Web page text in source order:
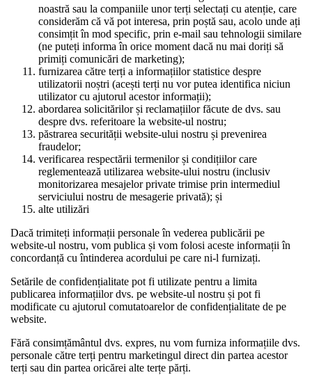
noastră sau la companiile unor terți selectați cu atenție, care
considerăm că vă pot interesa, prin poștă sau, acolo unde ați
consimțit în mod specific, prin e-mail sau tehnologii similare
(ne puteți informa în orice moment dacă nu mai doriți să
primiți comunicări de marketing);
furnizarea către terți a informațiilor statistice despre
utilizatorii noștri (acești terți nu vor putea identifica niciun
utilizator cu ajutorul acestor informații);
abordarea solicitărilor și reclamațiilor făcute de dvs. sau
despre dvs. referitoare la website-ul nostru;
păstrarea securității website-ului nostru și prevenirea
fraudelor;
verificarea respectării termenilor și condițiilor care
reglementează utilizarea website-ului nostru (inclusiv
monitorizarea mesajelor private trimise prin intermediul
serviciului nostru de mesagerie privată); și
alte utilizări
Dacă trimiteți informații personale în vederea publicării pe
website-ul nostru, vom publica și vom folosi aceste informații în
concordanță cu întinderea acordului pe care ni-l furnizați.
Setările de confidențialitate pot fi utilizate pentru a limita
publicarea informațiilor dvs. pe website-ul nostru și pot fi
modificate cu ajutorul comutatoarelor de confidențialitate de pe
website.
Fără consimțământul dvs. expres, nu vom furniza informațiile dvs.
personale către terți pentru marketingul direct din partea acestor
terți sau din partea oricărei alte terțe părți.